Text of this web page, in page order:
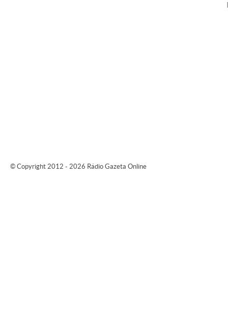
© Copyright 2012 - 2026 Rádio Gazeta Online